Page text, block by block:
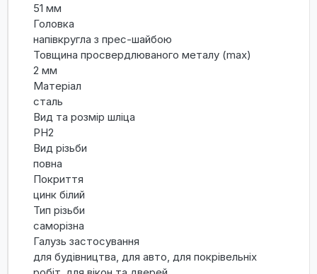
51 мм
Головка
напівкругла з прес-шайбою
Товщина просвердлюваного металу (max)
2 мм
Матеріал
сталь
Вид та розмір шліца
PH2
Вид різьби
повна
Покриття
цинк білий
Тип різьби
саморізна
Галузь застосування
для будівництва, для авто, для покрівельніх